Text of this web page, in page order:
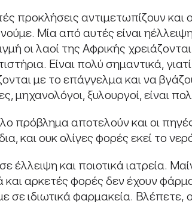
προκλήσεις αντιμετωπίζουν και
Μία από αυτές είναι
οι λαοί της Αφρικής
Είναι πολύ σημαντικά,
με το επάγγελμα και να
μηχανολόγοι, ξυλουργοί, είναι
πρόβλημα αποτελούν και οι
και ουκ ολίγες φορές εκεί το
σε έλλειψη και ποιοτικά ιατρεία.
και αρκετές φορές δεν έχουν
σε ιδιωτικά φαρμακεία. Βλέπετε,